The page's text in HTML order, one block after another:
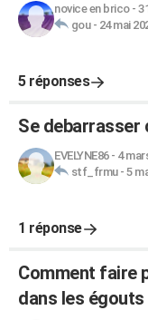
novice en brico-
gou- 24 mai
5 réponses
Se debarrasser
EVELYNE86- 4
stf_frmu- 5
1 réponse
Comment faire
dans les égouts